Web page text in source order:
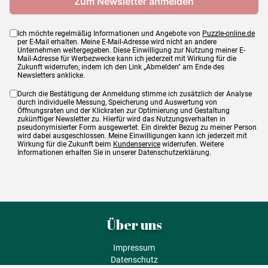
Ich möchte regelmäßig Informationen und Angebote von Puzzle-online.de
per E-Mail erhalten. Meine E-Mail-Adresse wird nicht an andere
Unternehmen weitergegeben. Diese Einwilligung zur Nutzung meiner E-
Mail-Adresse für Werbezwecke kann ich jederzeit mit Wirkung für die
Zukunft widerrufen, indem ich den Link „Abmelden" am Ende des
Newsletters anklicke.
Durch die Bestätigung der Anmeldung stimme ich zusätzlich der Analyse
durch individuelle Messung, Speicherung und Auswertung von
Öffnungsraten und der Klickraten zur Optimierung und Gestaltung
zukünftiger Newsletter zu. Hierfür wird das Nutzungsverhalten in
pseudonymisierter Form ausgewertet. Ein direkter Bezug zu meiner Person
wird dabei ausgeschlossen. Meine Einwilligungen kann ich jederzeit mit
Wirkung für die Zukunft beim Kundenservice widerrufen. Weitere
Informationen erhalten Sie in unserer Datenschutzerklärung.
Über uns
Impressum
Datenschutz